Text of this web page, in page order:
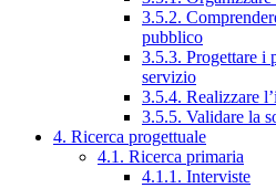
3.5.2.
pubblico
3.5.3. Progettare i
servizio
3.5.4. Realizzare
3.5.5. Validare la
4. Ricerca progettuale
4.1. Ricerca primaria
4.1.1. Interviste